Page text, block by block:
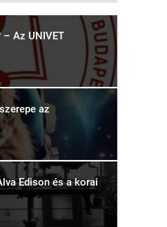
Az UNIVET
az
Edison és a korai